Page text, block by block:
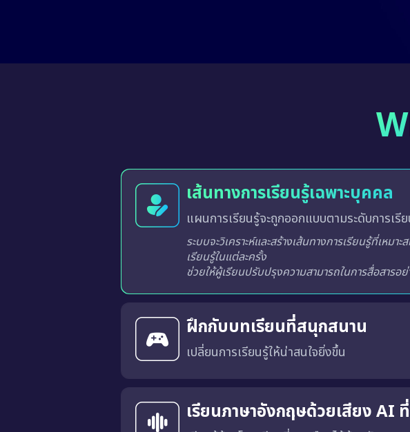
เส้นทางการเรียนรู้เฉพาะบุคคล
แผนการเรียนรู้จะถูกออกแบบตามระดับการเรี
ฝึกกับบทเรียนที่สนุกสนาน
เปลี่ยนการเรียนรู้ให้น่าสนใจยิ่งขึ้น
บทเรียนได้รับการออกแบบในรูปแบบการฝึกโต้ตอบ
ลำดับในกระดานผู้นำ ช่วยสร้างสภาพแวดล้อมการเ
ไม่น่าเบื่ออีกต่อไป
เรียนภาษาอังกฤษด้วยเสียง